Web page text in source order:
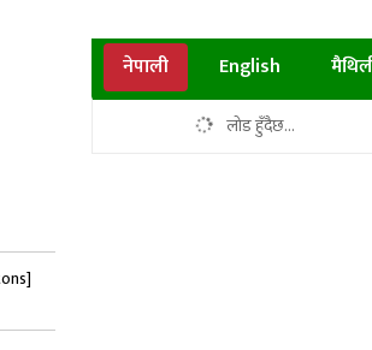
नेपाली English
लोड हुँदैछ...